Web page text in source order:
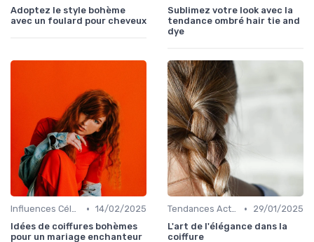
Adoptez le style bohème
avec un foulard pour cheveux
Sublimez votre look avec la
tendance ombré hair tie and
dye
Influences Célébrités • 14/02/2025
Idées de coiffures bohèmes
pour un mariage enchanteur
Tendances Actuelles •
29/01/2025
L'art de l'élégance dans la
coiffure